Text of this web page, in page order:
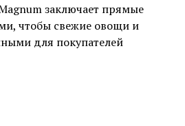
заключает прямые
чтобы свежие овощи и
для покупателей